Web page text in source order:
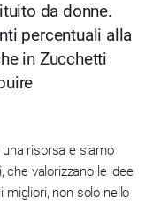
da donne.
percentuali alla
in Zucchetti
risorsa e siamo
che valorizzano le idee
migliori, non solo nello